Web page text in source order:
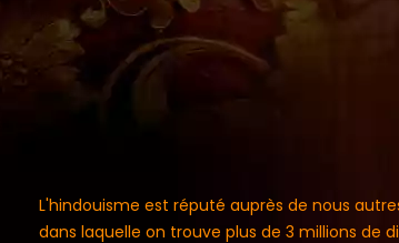
L'hindouisme est réputé auprès de nous
dans laquelle on trouve plus de 3 millions de